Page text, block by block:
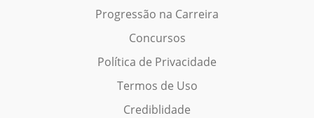
Progressão na Carreira
Concursos
Política de Privacidade
Termos de Uso
Crediblidade